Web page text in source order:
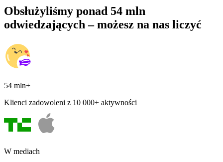
Obsłużyliśmy ponad 54 mln
odwiedzających – możesz na nas liczyć
54 mln+
Klienci zadowoleni z 10 000+ aktywności
W mediach